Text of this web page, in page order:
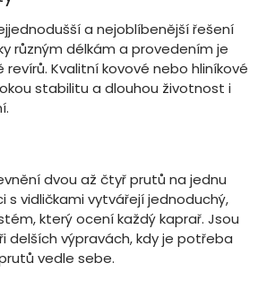
u
a nejoblíbenější řešení
různým délkám a provedením je
Kvalitní kovové nebo hliníkové
stabilitu a dlouhou životnost i
dvou až čtyř prutů na jednu
s vidličkami vytvářejí jednoduchý,
který ocení každý kaprař. Jsou
delších výpravách, kdy je potřeba
vedle sebe.